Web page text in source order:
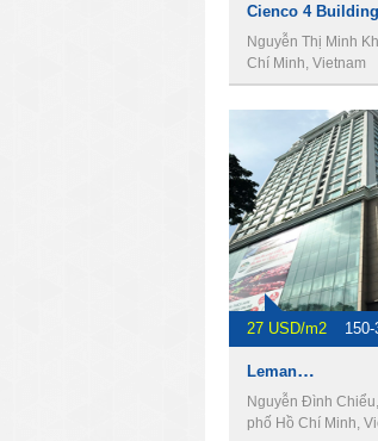
Nguyễn Thị Minh
Chí Minh, Vietnam
27 USD/m2
Leman Tower, cho thuê văn phòng Quận 3
Nguyễn Đình
phố Hồ Chí Minh,